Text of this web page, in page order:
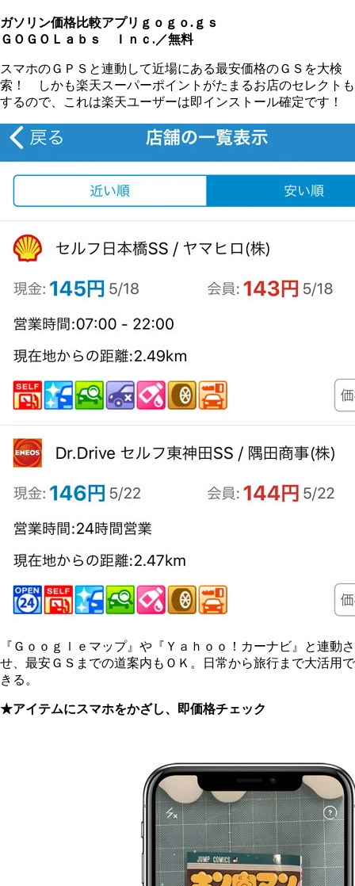
ガソリン価格比較アプリｇｏｇｏ.ｇｓ
ＧＯＧＯＬａｂｓ Ｉｎｃ.／無料
スマホのＧＰＳと連動して近場にある最安価格のＧＳを大検
索！ しかも楽天スーパーポイントがたまるお店のセレクトも
するので、これは楽天ユーザーは即インストール確定です！
『Ｇｏｏｇｌｅマップ』や『Ｙａｈｏｏ！カーナビ』と連動さ
せ、最安ＧＳまでの道案内もＯＫ。日常から旅行まで大活用で
きる。
★アイテムにスマホをかざし、即価格チェック